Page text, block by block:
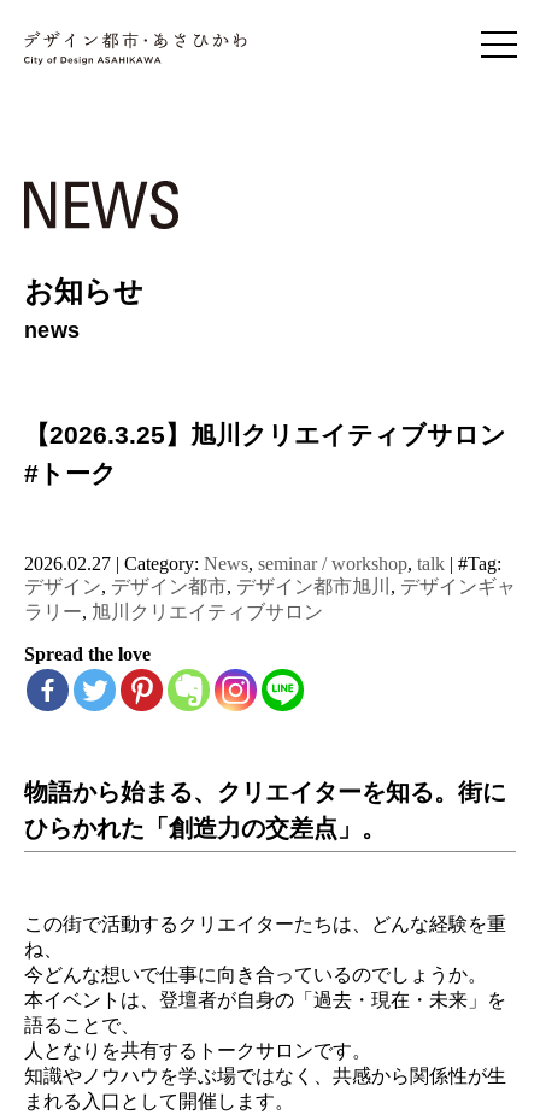
お知らせ
news
【2026.3.25】旭川クリエイティブサロン
#トーク
2026.02.27 | Category: News, seminar / workshop, talk | #Tag:
デザイン, デザイン都市, デザイン都市旭川 , デザインギャ
ラリー, 旭川クリエイティブサロン
Spread the love
物語から始まる、クリエイターを知る。街に
ひらかれた「創造力の交差点」。
この街で活動するクリエイターたちは、どんな経験を重
ね、
今どんな想いで仕事に向き合っているのでしょうか。
本イベントは、登壇者が自身の「過去・現在・未来」を
語ることで、
人となりを共有するトークサロンです。
知識やノウハウを学ぶ場ではなく、共感から関係性が生
まれる入口として開催します。